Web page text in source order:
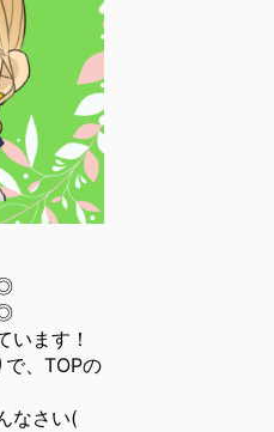
います！
、TOPの
なさい(